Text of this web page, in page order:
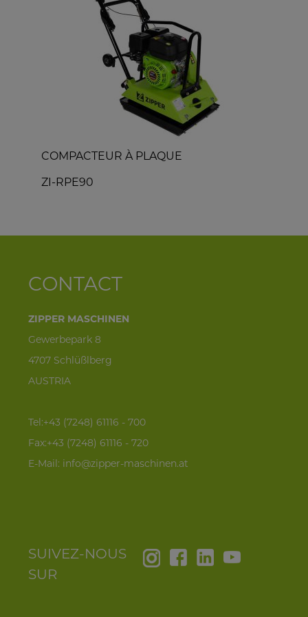
COMPACTEUR À PLAQUE
ZI-RPE90
CONTACT
ZIPPER MASCHINEN
Gewerbepark 8
4707 Schlüßlberg
AUSTRIA
Tel:+43 (7248) 61116 - 700
Fax:+43 (7248) 61116 - 720
E-Mail: info@zipper-maschinen.at
SUIVEZ-NOUS
SUR